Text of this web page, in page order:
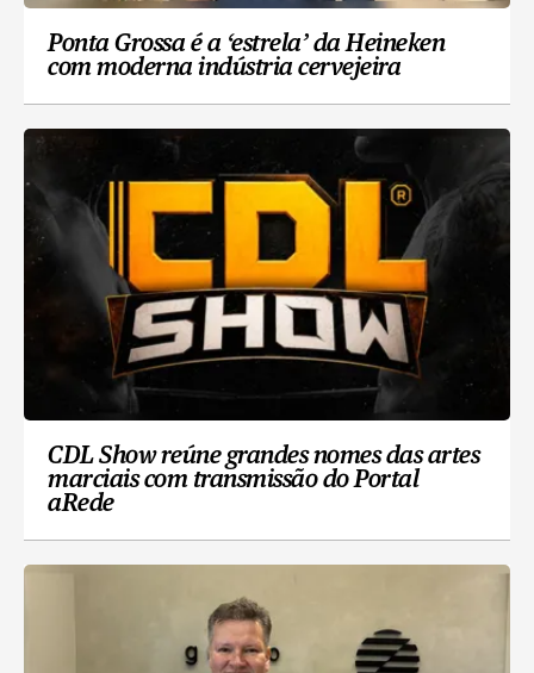
Ponta Grossa é a ‘estrela’ da Heineken
com moderna indústria cervejeira
CDL Show reúne grandes nomes das artes
marciais com transmissão do Portal
aRede